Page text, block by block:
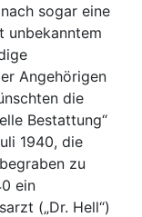
sogar eine
unbekanntem
Angehörigen
die
Bestattung“
1940, die
zu
ein
(„Dr. Hell“)